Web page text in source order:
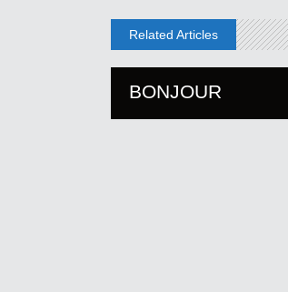
Related Articles
BONJOUR